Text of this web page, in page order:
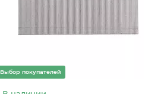
Выбор покупателей